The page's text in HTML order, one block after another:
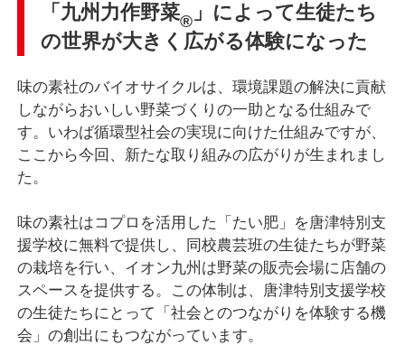
「九州力作野菜® 」によって生徒たち
の世界が大きく広がる体験になった
味の素社のバイオサイクルは、環境課題の解決に貢献
しながらおいしい野菜づくりの一助となる仕組みで
す。いわば循環型社会の実現に向けた仕組みですが、
ここから今回、新たな取り組みの広がりが生まれまし
た。
味の素社はコプロを活用した「たい肥」を唐津特別支
援学校に無料で提供し、同校農芸班の生徒たちが野菜
の栽培を行い、イオン九州は野菜の販売会場に店舗の
スペースを提供する。この体制は、唐津特別支援学校
の生徒たちにとって「社会とのつながりを体験する機
会」の創出にもつながっています。